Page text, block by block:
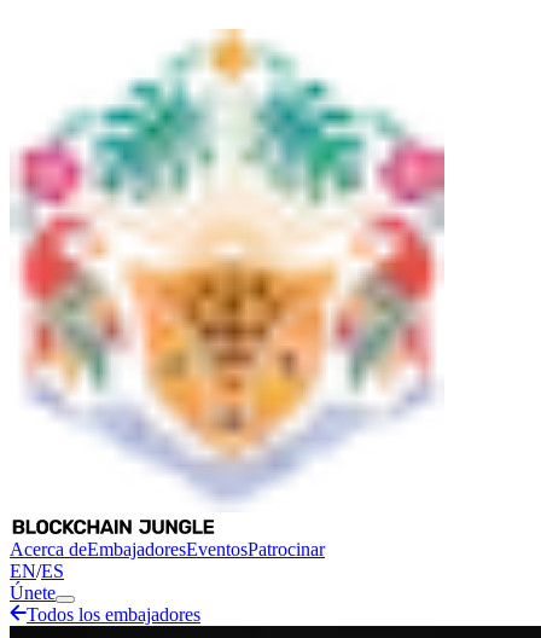
Acerca deEmbajadoresEventosPatrocinar
EN/ES
Únete
Todos los embajadores